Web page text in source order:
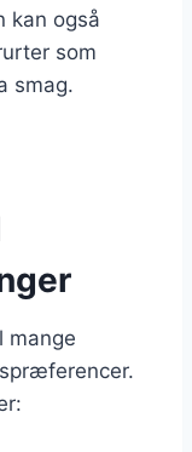
kan også
som
smag.
mange